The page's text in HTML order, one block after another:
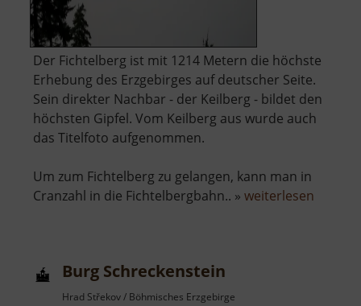
Der Fichtelberg ist mit 1214 Metern die höchste
Erhebung des Erzgebirges auf deutscher Seite.
Sein direkter Nachbar - der Keilberg - bildet den
höchsten Gipfel. Vom Keilberg aus wurde auch
das Titelfoto aufgenommen.
Um zum Fichtelberg zu gelangen, kann man in
Cranzahl in die Fichtelbergbahn.. » weiterlesen
Burg Schreckenstein
Hrad Střekov / Böhmisches Erzgebirge